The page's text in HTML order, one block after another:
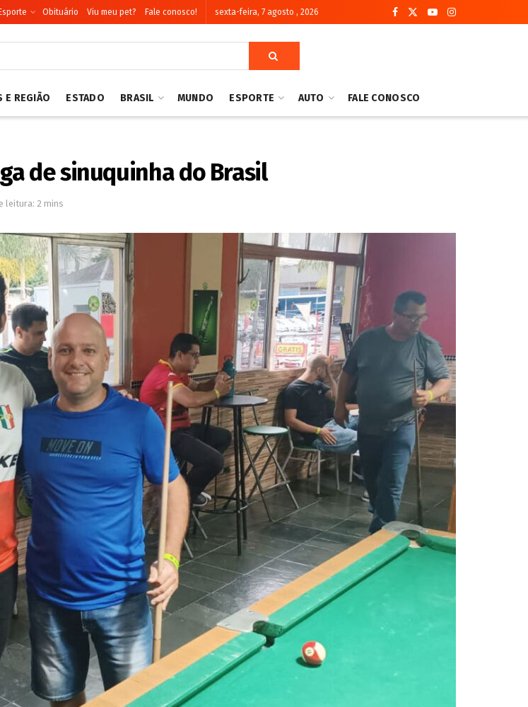
Esporte Obituário Viu meu pet? Fale conosco! sexta-feira, 7 agosto , 2026
E REGIÃO ESTADO BRASIL MUNDO ESPORTE AUTO FALE CONOSCO
de sinuquinha do Brasil
leitura: 2 mins